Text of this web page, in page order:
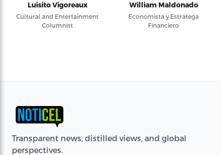
Luisito Vigoreaux
Cultural and Entertainment
Columnist
William Maldonado
Economista y Estratega
Financiero
Transparent news, distilled views, and global
perspectives.